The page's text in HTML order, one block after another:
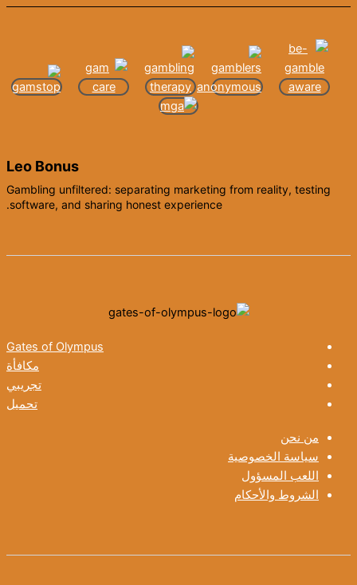
Leo Bonus
Gambling unfiltered: separating marketing from reality, testing
software, and sharing honest experience.
Gates of Olympus
مكافأة
تجريبي
تحميل
من نحن
سياسة الخصوصية
اللعب المسؤول
الشروط والأحكام